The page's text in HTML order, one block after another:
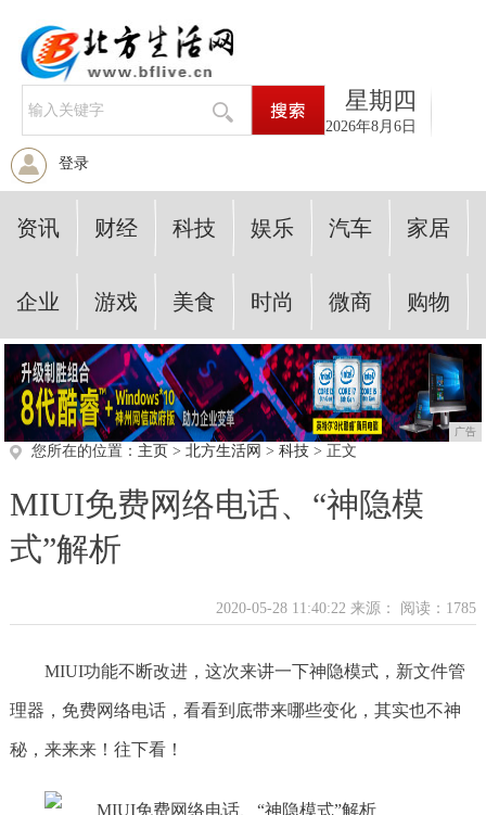
星期四
2026年8月6日
登录
资讯 财经 科技 娱乐 汽车 家居
企业 游戏 美食 时尚 微商 购物
广告
您所在的位置： 主页 > 北方生活网 > 科技> 正文
MIUI免费网络电话、“神隐模
式”解析
2020-05-28 11:40:22 来源： 阅读：1785
MIUI功能不断改进，这次来讲一下神隐模式，新文件管
理器，免费网络电话，看看到底带来哪些变化，其实也不神
秘，来来来！往下看！